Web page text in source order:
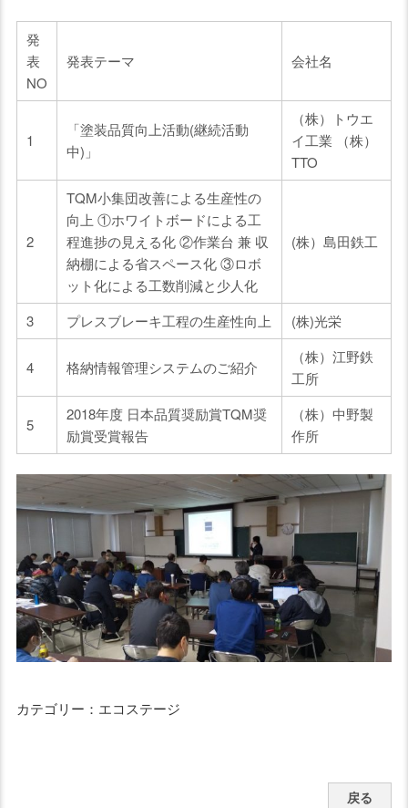
発
表
NO
発表テーマ 会社名
1
「塗装品質向上活動(継続活動
中)」
（株）トウエ
イ工業 （株）
TTO
2
TQM小集団改善による生産性の
向上 ①ホワイトボードによる工
程進捗の見える化 ②作業台 兼 収
納棚による省スペース化 ③ロボ
ット化による工数削減と少人化
(株）島田鉄工
3 プレスブレーキ工程の生産性向上 (株)光栄
4 格納情報管理システムのご紹介
（株）江野鉄
工所
5
2018年度 日本品質奨励賞TQM奨
励賞受賞報告
（株）中野製
作所
カテゴリー：エコステージ
戻る